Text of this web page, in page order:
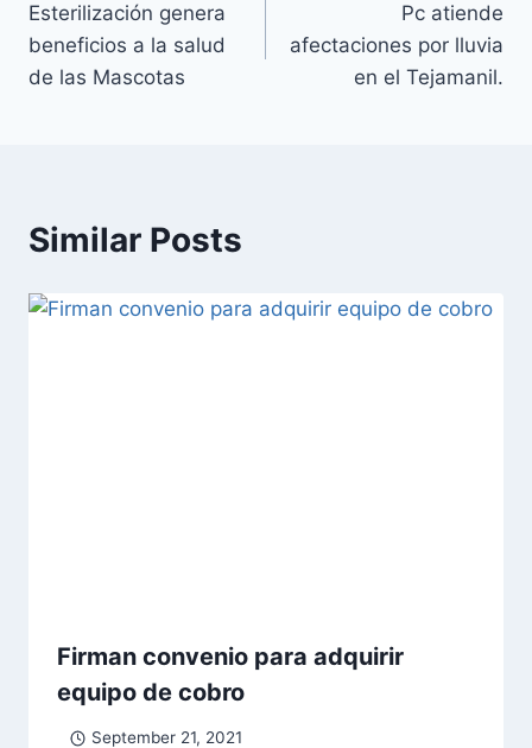
Esterilización genera
beneficios a la salud
de las Mascotas
Pc atiende
afectaciones por lluvia
en el Tejamanil.
Similar Posts
Firman convenio para adquirir
equipo de cobro
September 21, 2021